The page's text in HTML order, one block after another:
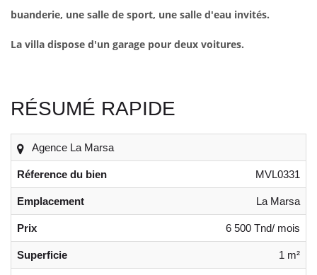
buanderie, une salle de sport, une salle d'eau invités.
La villa dispose d'un garage pour deux voitures.
RÉSUMÉ RAPIDE
Agence La Marsa
Réference du bien MVL0331
Emplacement La Marsa
Prix 6 500 Tnd/ mois
Superficie 1 m²